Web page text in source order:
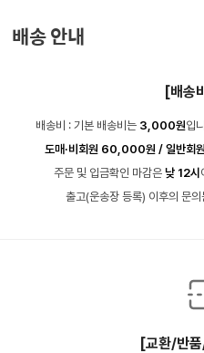
배송 안내
[배송
배송비 : 기본 배송비는 3,000원입
도매·비회원 60,000원 / 일반
주문 및 입금확인 마감은 낮 12시
출고(운송장 등록) 이후의 문
[교환/반